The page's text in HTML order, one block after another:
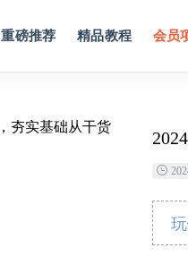
重磅推荐 精品教程 会员